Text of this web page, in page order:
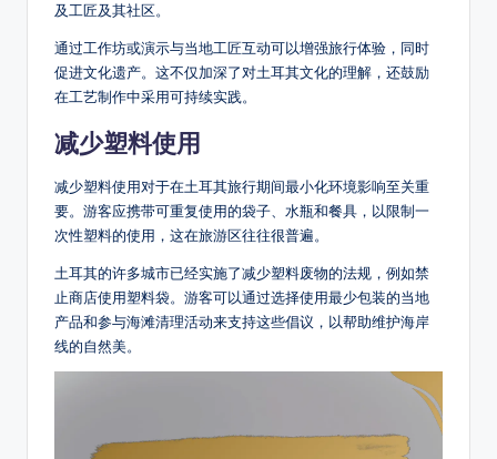
及工匠及其社区。
通过工作坊或演示与当地工匠互动可以增强旅行体验，同时
促进文化遗产。这不仅加深了对土耳其文化的理解，还鼓励
在工艺制作中采用可持续实践。
减少塑料使用
减少塑料使用对于在土耳其旅行期间最小化环境影响至关重
要。游客应携带可重复使用的袋子、水瓶和餐具，以限制一
次性塑料的使用，这在旅游区往往很普遍。
土耳其的许多城市已经实施了减少塑料废物的法规，例如禁
止商店使用塑料袋。游客可以通过选择使用最少包装的当地
产品和参与海滩清理活动来支持这些倡议，以帮助维护海岸
线的自然美。